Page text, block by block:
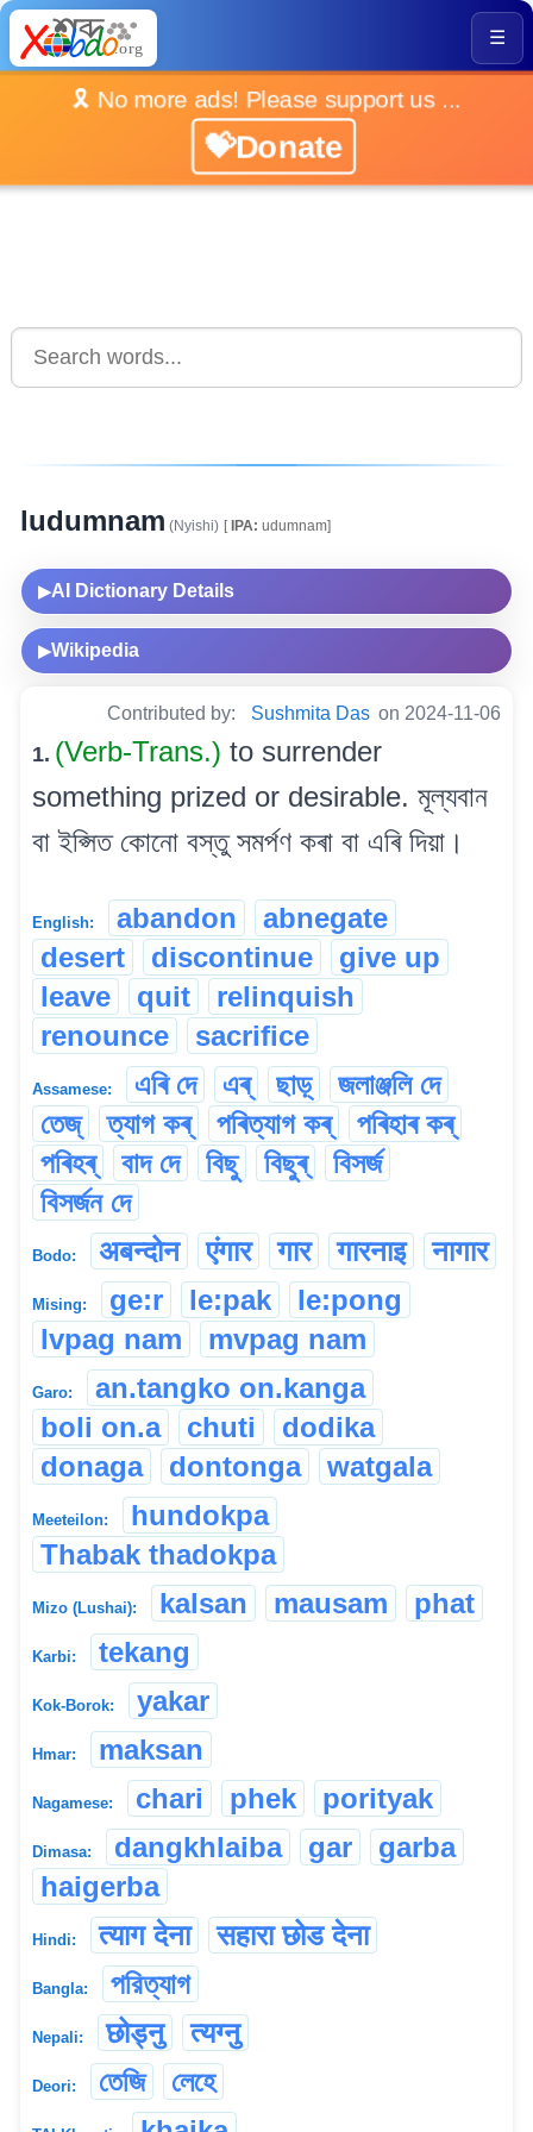
☰
🎗️ No more ads! Please support us ...
💝Donate
ludumnam (Nyishi) [IPA: udumnam]
▶AI Dictionary Details
▶Wikipedia
Contributed by: Sushmita Das on 2024-11-06
1. (Verb-Trans.) to surrender
something prized or desirable. মূল্যবান
বা ইপ্সিত কোনো বস্তু সমৰ্পণ কৰা বা এৰি দিয়া।
English: abandon
abnegate
desert
discontinue
give up
leave
quit
relinquish
renounce
sacrifice
Assamese: এৰি দে এৰ্ ছাড়্
জলাঞ্জলি দে
তেজ্
ত্যাগ কৰ্ পৰিত্যাগ কৰ্
পৰিহাৰ কৰ্
পৰিহৰ্
বাদ দে বিছু বিছুৰ্
বিসৰ্জ
বিসৰ্জন দে
Bodo: अबन्दोन एंगार गार गारनाइ नागार
Mising: ge:r le:pak
le:pong
lvpag nam
mvpag nam
Garo:
an.tangko on.kanga
boli on.a
chuti
dodika
donaga
dontonga watgala
Meeteilon:
hundokpa
Thabak thadokpa
Mizo (Lushai): kalsan mausam phat
Karbi: tekang
Kok-Borok: yakar
Hmar: maksan
Nagamese: chari phek porityak
Dimasa: dangkhlaiba gar
garba
haigerba
Hindi: त्याग देना सहारा छोड देना
Bangla: পরিত্যাগ
Nepali: छोड्नु त्यग्नु
Deori: তেজি লেহে